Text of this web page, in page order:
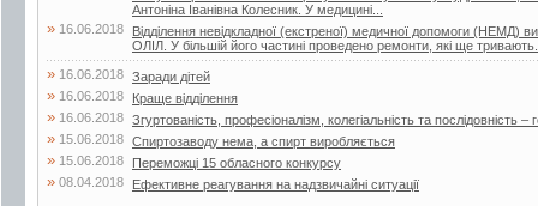
Антоніна Іванівна Колесник. У медицині...
» 16.06.2018
Відділення невідкладної (екстреної) медичної допомоги (НЕМД)
ОЛІЛ. У більшій його частині проведено ремонти, які ще тривають.
» 16.06.2018 Заради дітей
» 16.06.2018 Краще відділення
» 16.06.2018 Згуртованість, професіоналізм, колегіальність та послідовність –
» 15.06.2018 Спиртозаводу нема, а спирт виробляється
» 15.06.2018 Переможці 15 обласного конкурсу
» 08.04.2018 Ефективне реагування на надзвичайні ситуації